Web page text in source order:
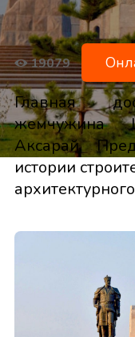
19079
Главная
жемчужина
Аксарай.
истории